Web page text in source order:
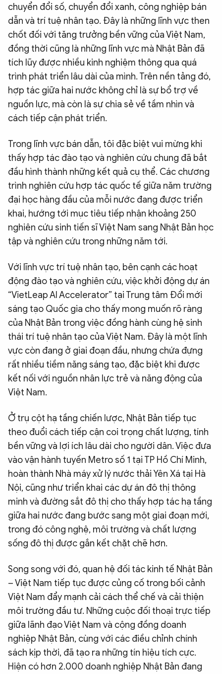
chuyển đổi số, chuyển đổi xanh, công nghiệp bán
dẫn và trí tuệ nhân tạo. Đây là những lĩnh vực then
chốt đối với tăng trưởng bền vững của Việt Nam,
đồng thời cũng là những lĩnh vực mà Nhật Bản đã
tích lũy được nhiều kinh nghiệm thông qua quá
trình phát triển lâu dài của mình. Trên nền tảng đó,
hợp tác giữa hai nước không chỉ là sự bổ trợ về
nguồn lực, mà còn là sự chia sẻ về tầm nhìn và
cách tiếp cận phát triển.
Trong lĩnh vực bán dẫn, tôi đặc biệt vui mừng khi
thấy hợp tác đào tạo và nghiên cứu chung đã bắt
đầu hình thành những kết quả cụ thể. Các chương
trình nghiên cứu hợp tác quốc tế giữa năm trường
đại học hàng đầu của mỗi nước đang được triển
khai, hướng tới mục tiêu tiếp nhận khoảng 250
nghiên cứu sinh tiến sĩ Việt Nam sang Nhật Bản học
tập và nghiên cứu trong những năm tới.
Với lĩnh vực trí tuệ nhân tạo, bên cạnh các hoạt
động đào tạo và nghiên cứu, việc khởi động dự án
“VietLeap AI Accelerator” tại Trung tâm Đổi mới
sáng tạo Quốc gia cho thấy mong muốn rõ ràng
của Nhật Bản trong việc đồng hành cùng hệ sinh
thái trí tuệ nhân tạo của Việt Nam. Đây là một lĩnh
vực còn đang ở giai đoạn đầu, nhưng chứa đựng
rất nhiều tiềm năng sáng tạo, đặc biệt khi được
kết nối với nguồn nhân lực trẻ và năng động của
Việt Nam.
Ở trụ cột hạ tầng chiến lược, Nhật Bản tiếp tục
theo đuổi cách tiếp cận coi trọng chất lượng, tính
bền vững và lợi ích lâu dài cho người dân. Việc đưa
vào vận hành tuyến Metro số 1 tại TP Hồ Chí Minh,
hoàn thành Nhà máy xử lý nước thải Yên Xá tại Hà
Nội, cũng như triển khai các dự án đô thị thông
minh và đường sắt đô thị cho thấy hợp tác hạ tầng
giữa hai nước đang bước sang một giai đoạn mới,
trong đó công nghệ, môi trường và chất lượng
sống đô thị được gắn kết chặt chẽ hơn.
Song song với đó, quan hệ đối tác kinh tế Nhật Bản
– Việt Nam tiếp tục được củng cố trong bối cảnh
Việt Nam đẩy mạnh cải cách thể chế và cải thiện
môi trường đầu tư. Những cuộc đối thoại trực tiếp
giữa lãnh đạo Việt Nam và cộng đồng doanh
nghiệp Nhật Bản, cùng với các điều chỉnh chính
sách kịp thời, đã tạo ra những tín hiệu tích cực.
Hiện có hơn 2.000 doanh nghiệp Nhật Bản đang